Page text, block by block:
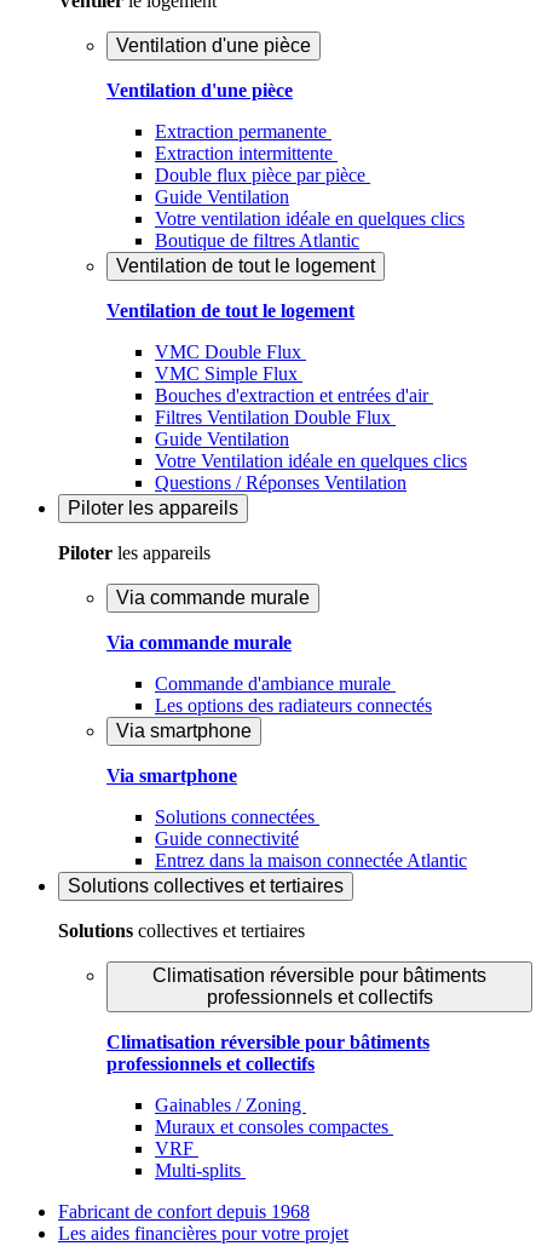
Ventilation d'une pièce
Ventilation d'une pièce
Extraction permanente
Extraction intermittente
Double flux pièce par pièce
Guide Ventilation
Votre ventilation idéale en quelques clics
Boutique de filtres Atlantic
Ventilation de tout le logement
Ventilation de tout le logement
VMC Double Flux
VMC Simple Flux
Bouches d'extraction et entrées d'air
Filtres Ventilation Double Flux
Guide Ventilation
Votre Ventilation idéale en quelques clics
Questions / Réponses Ventilation
Piloter les appareils
Piloter les appareils
Via commande murale
Via commande murale
Commande d'ambiance murale
Les options des radiateurs connectés
Via smartphone
Via smartphone
Solutions connectées
Guide connectivité
Entrez dans la maison connectée Atlantic
Solutions collectives et tertiaires
Solutions collectives et tertiaires
Climatisation réversible pour bâtiments
professionnels et collectifs
Climatisation réversible pour bâtiments
professionnels et collectifs
Gainables / Zoning
Muraux et consoles compactes
VRF
Multi-splits
Fabricant de confort depuis 1968
Les aides financières pour votre projet